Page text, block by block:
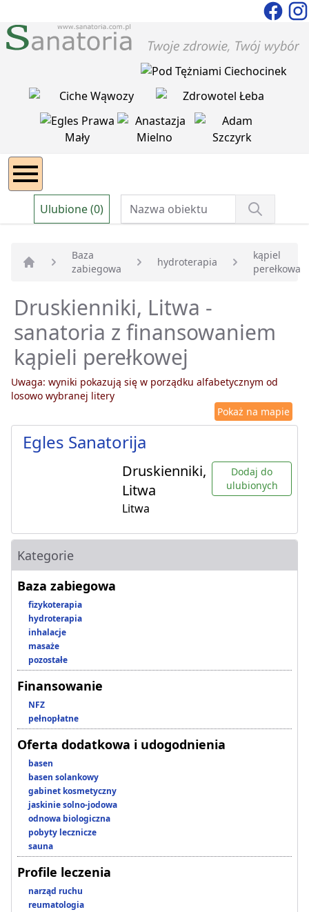
Ulubione (0)
Strona główna
Baza
zabiegowa
hydroterapia
kąpiel
perełkowa
Druskienniki, Litwa -
sanatoria z finansowaniem
kąpieli perełkowej
Uwaga: wyniki pokazują się w porządku alfabetycznym od
losowo wybranej litery
Pokaż na mapie
Egles Sanatorija
Druskienniki,
Litwa
Litwa
Dodaj do
ulubionych
Kategorie
Baza zabiegowa
fizykoterapia
hydroterapia
inhalacje
masaże
pozostałe
Finansowanie
NFZ
pełnopłatne
Oferta dodatkowa i udogodnienia
basen
basen solankowy
gabinet kosmetyczny
jaskinie solno-jodowa
odnowa biologiczna
pobyty lecznicze
sauna
Profile leczenia
narząd ruchu
reumatologia